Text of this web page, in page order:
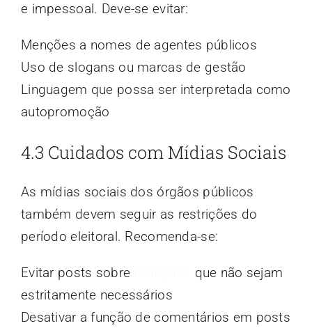
e impessoal. Deve-se evitar:
Menções a nomes de agentes públicos
Uso de slogans ou marcas de gestão
Linguagem que possa ser interpretada como
autopromoção
4.3 Cuidados com Mídias Sociais
As mídias sociais dos órgãos públicos
também devem seguir as restrições do
período eleitoral. Recomenda-se:
Evitar posts sobre
que não sejam
estritamente necessários
Desativar a função de comentários em posts